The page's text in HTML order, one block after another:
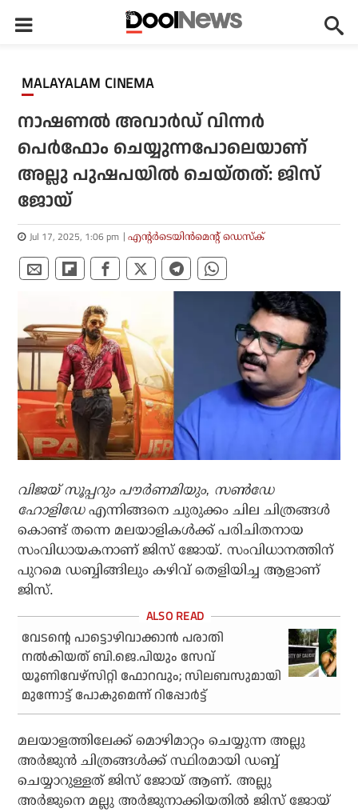
MALAYALAM CINEMA
നാഷണല്‍ അവാര്‍ഡ് വിന്നര്‍
പെര്‍ഫോം ചെയ്യുന്നപോലെയാണ്
അല്ലു പുഷപയിൽ ചെയ്തത്: ജിസ്
ജോയ്
Jul 17, 2025, 1:06 pm എന്റര്‍ടെയിന്‍മെന്റ് ഡെസ്‌ക്
വിജയ് സൂപ്പറും പൗര്‍ണമിയും, സണ്‍ഡേ
ഹോളിഡേഎന്നിങ്ങനെ ചുരുക്കം ചില ചിത്രങ്ങള്‍
കൊണ്ട് തന്നെ മലയാളികള്‍ക്ക് പരിചിതനായ
സംവിധായകനാണ് ജിസ് ജോയ്. സംവിധാനത്തിന്
പുറമെ ഡബ്ബിങ്ങിലും കഴിവ് തെളിയിച്ച ആളാണ്
ജിസ്.
വേടന്റെ പാട്ടൊഴിവാക്കാന്‍ പരാതി
നല്‍കിയത് ബി.ജെ.പിയും സേവ്
യൂണിവേഴ്‌സിറ്റി ഫോറവും; സിലബസുമായി
മുന്നോട്ട് പോകുമെന്ന് റിപ്പോര്‍ട്ട്
മലയാളത്തിലേക്ക് മൊഴിമാറ്റം ചെയ്യുന്ന അല്ലു
അര്‍ജുന്‍ ചിത്രങ്ങള്‍ക്ക് സ്ഥിരമായി ഡബ്ബ്
ചെയ്യാറുള്ളത് ജിസ് ജോയ് ആണ്. അല്ലു
അര്‍ജുനെ മല്ലു അര്‍ജുനാക്കിയതില്‍ ജിസ് ജോയ്